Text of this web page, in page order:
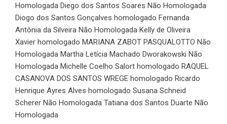
Homologada Diego dos Santos Soares Não Homologada
Diogo dos Santos Gonçalves homologado Fernanda
Antônia da Silveira Não Homologada Kelly de Oliveira
Xavier homologado MARIANA ZABOT PASQUALOTTO Não
Homologada Martha Letícia Machado Dworakowski Não
Homologada Michelle Coelho Salort homologado RAQUEL
CASANOVA DOS SANTOS WREGE homologado Ricardo
Henrique Ayres Alves homologado Susana Schneid
Scherer Não Homologada Tatiana dos Santos Duarte Não
Homologada